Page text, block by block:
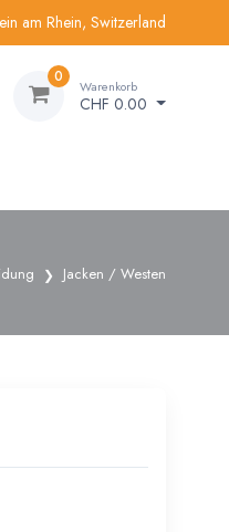
am Rhein, Switzerland
0 Warenkorb
CHF 0.00
Jacken / Westen